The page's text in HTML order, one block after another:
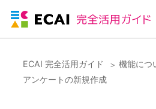
ECAI 完全活用ガイド 機能につ
アンケートの新規作成